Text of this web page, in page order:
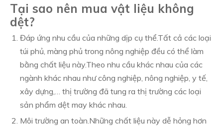
Tại sao nên mua vật liệu không
dệt?
Đáp ứng nhu cầu của những dịp cụ thể.Tất cả các loại
túi phủ, màng phủ trong nông nghiệp đều có thể làm
bằng chất liệu này.Theo nhu cầu khác nhau của các
ngành khác nhau như công nghiệp, nông nghiệp, y tế,
xây dựng,… thị trường đã tung ra thị trường các loại
sản phẩm dệt may khác nhau.
Môi trường an toàn.Những chất liệu này dễ hỏng hơn